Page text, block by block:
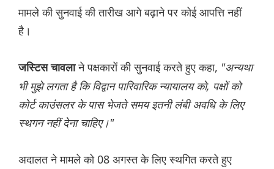
मामले की सुनवाई की तारीख आगे बढ़ाने पर कोई आपत्ति नहीं
है।
जस्टिस चावलाने पक्षकारों की सुनवाई करते हुए कहा, "अन्यथा
भी मुझे लगता है कि विद्वान पारिवारिक न्यायालय को, पक्षों को
कोर्ट काउंसलर के पास भेजते समय इतनी लंबी अवधि के लिए
स्थगन नहीं देना चाहिए।"
अदालत ने मामले को 08 अगस्त के लिए स्थगित करते हुए